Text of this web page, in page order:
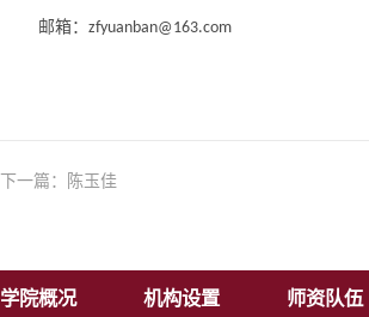
邮箱： zfyuanban@163.com
下一篇： 陈玉佳
学院概况 机构设置 师资队伍